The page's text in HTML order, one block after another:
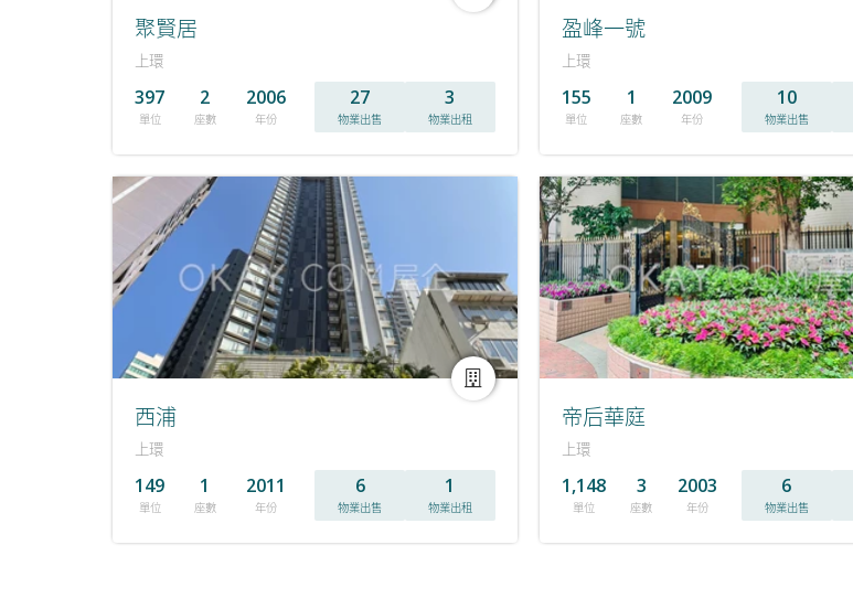
聚賢居
上環
397
單位
2
座數
2006
年份
27
物業出售
3
物業出租
盈峰一號
上環
155
單位
1
座數
2009
年份
10
物業出售
西浦
上環
149
單位
1
座數
2011
年份
6
物業出售
1
物業出租
帝后華庭
上環
1,148
單位
3
座數
2003
年份
6
物業出售